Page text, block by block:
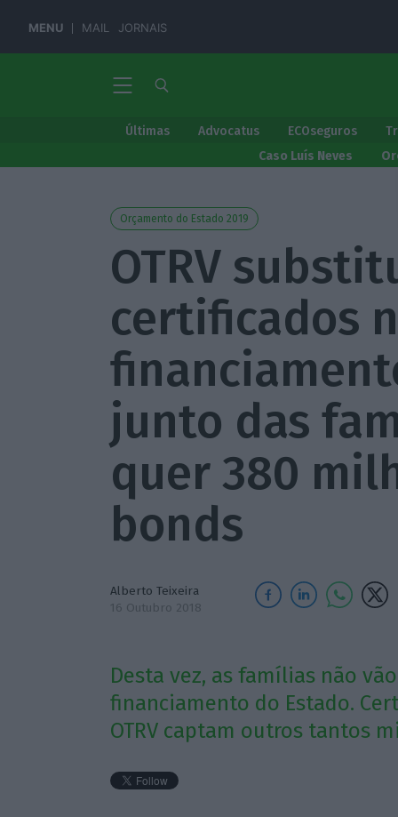
MENU MAIL JORNAIS
Últimas Advocatus ECOseguros
Caso Luís Neves
Orçamento do Estado 2019
OTRV
certificados
junto das
quer 380
bonds
Alberto Teixeira
16 Outubro 2018
Desta vez, as famílias não
financiamento do Estado.
OTRV captam outros tantos